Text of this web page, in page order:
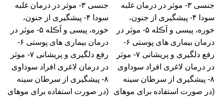
جنسی ۳- موثر در درمان غلبه
سودا ۴- پیشگیری از جنون،
خوره، پیسی و آڪله ۵- موثر در
درمان بیماری های پوستی ۶-
رفع دلگیری و پریشانی ۷- موثر
در درمان لاغری افراد سوداوی
۸- پیشگیری از سرطان سینه
(در صورت استفاده برای موهای
جنسی ۳- موثر در درمان غلبه
سودا ۴- پیشگیری از جنون،
خوره، پیسی و آڪله ۵- موثر در
درمان بیماری های پوستی ۶-
رفع دلگیری و پریشانی ۷- موثر
در درمان لاغری افراد سوداوی
۸- پیشگیری از سرطان سینه
(در صورت استفاده برای موهای